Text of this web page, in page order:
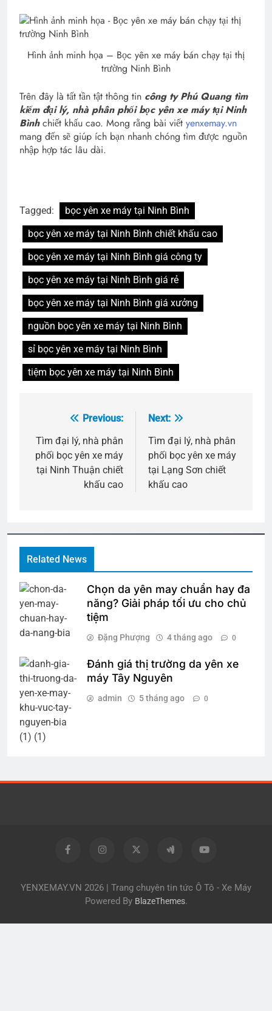
Hình ảnh minh họa – Bọc yên xe máy bán chạy tại thị
trường Ninh Bình
Trên đây là tất tần tật thông tin công ty Phú Quang tìm
kiếm đại lý, nhà phân phối bọc yên xe máy tại Ninh
Bìnhchiết khấu cao. Mong rằng bài viết yenxemay.vn
mang đến sẽ giúp ích bạn nhanh chóng tìm được nguồn
nhập hợp tác lâu dài.
Tagged:
bọc yên xe máy tại Ninh Bình
bọc yên xe máy tại Ninh Bình chiết khấu cao
bọc yên xe máy tại Ninh Bình giá công ty
bọc yên xe máy tại Ninh Bình giá rẻ
bọc yên xe máy tại Ninh Bình giá xưởng
nguồn bọc yên xe máy tại Ninh Bình
sỉ bọc yên xe máy tại Ninh Bình
tiệm bọc yên xe máy tại Ninh Bình
hướng
bài
Previous:
Tìm đại lý, nhà phân
phối bọc yên xe máy
tại Ninh Thuận chiết
khấu cao
Next:
Tìm đại lý, nhà phân
phối bọc yên xe máy
tại Lạng Sơn chiết
khấu cao
Related News
Chọn da yên may chuẩn hay đa
năng? Giải pháp tối ưu cho chủ
tiệm
Đặng Phượng 4 tháng ago 0
Đánh giá thị trường da yên xe
máy Tây Nguyên
admin 5 tháng ago 0
YENXEMAY.VN 2026 | Trang chuyên tin tức Ô Tô - Xe Máy
Powered By BlazeThemes.